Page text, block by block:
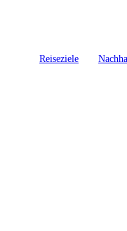
Reiseziele